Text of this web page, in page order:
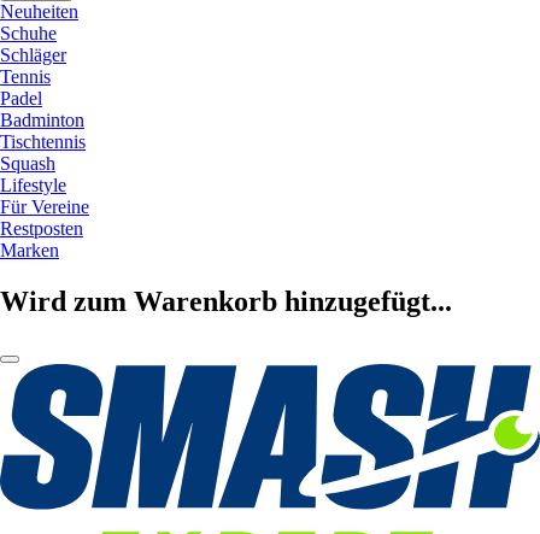
Neuheiten
Schuhe
Schläger
Tennis
Padel
Badminton
Tischtennis
Squash
Lifestyle
Für Vereine
Restposten
Marken
Wird zum Warenkorb hinzugefügt...